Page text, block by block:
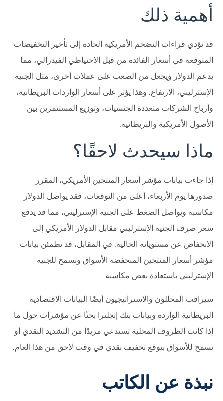
أهمية ذلك
قد تؤدي قراءات التضخم الأمريكية الحادة إلى تأخير التخفيضات
المتوقعة في أسعار الفائدة من قبل الاحتياطي الفيدرالي، مما
يدعم الدولار ويجعل من الصعب على عملات أخرى، مثل الجنيه
الإسترليني، الارتفاع. وهذا يؤثر على أسعار الواردات البريطانية،
وأرباح الشركات متعددة الجنسيات، وتوزيع المستثمرين بين
الأصول الأمريكية والبريطانية.
ماذا سيحدث لاحقًا؟
إذا جاءت بيانات مؤشر أسعار المنتجين الأمريكي، المقرر
صدورها يوم الأربعاء، أعلى من التوقعات، فقد يواصل الدولار
مكاسبه ويواصل الضغط على الجنيه الإسترليني، مما قد يدفع
سعر صرف الجنيه الإسترليني مقابل الدولار الأمريكي إلى
الانخفاض عن مستوياته الحالية. في المقابل، قد تطمئن بيانات
مؤشر أسعار المنتجين المنخفضة الأسواق وتسمح للجنيه
الإسترليني باستعادة بعض مكاسبه.
سيراقب المحللون والاستراتيجيون أيضًا البيانات الاقتصادية
البريطانية الواردة وبيانات بنك إنجلترا بحثًا عن مؤشرات حول ما
إذا كانت الظروف المحلية تستدعي مزيدًا من التشديد النقدي أو
تسمح للأسواق بتوقع تخفيف نقدي في وقت لاحق من هذا العام.
نبذة عن الكاتب